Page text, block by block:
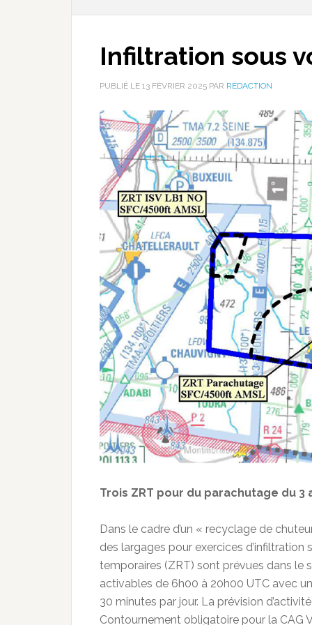
Infiltration sous
PUBLIÉ LE 13 FÉVRIER 2025 PAR RÉDACTION
Trois ZRT pour du parachutage du 3
Dans le cadre d’un « recyclage de
des largages pour exercices
temporaires (ZRT) sont prévues dans le
activables de 6h00 à 20h00 UTC avec
30 minutes par jour. La prévision
Contournement obligatoire pour la CAG